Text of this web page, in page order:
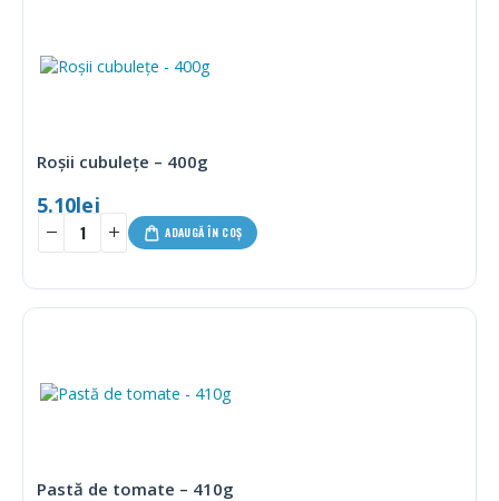
Roșii cubulețe – 400g
5.10lei
ADAUGĂ ÎN COȘ
Pastă de tomate – 410g